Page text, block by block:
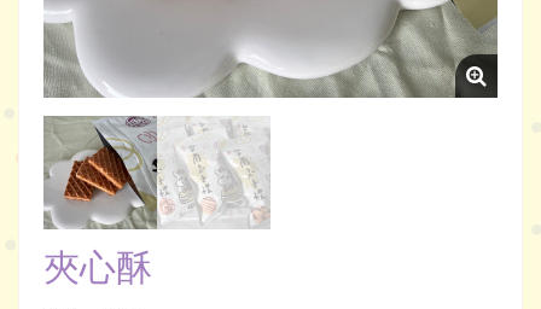
夾心酥